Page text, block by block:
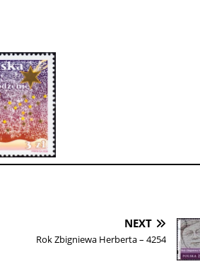
NEXT
Rok Zbigniewa Herberta – 4254